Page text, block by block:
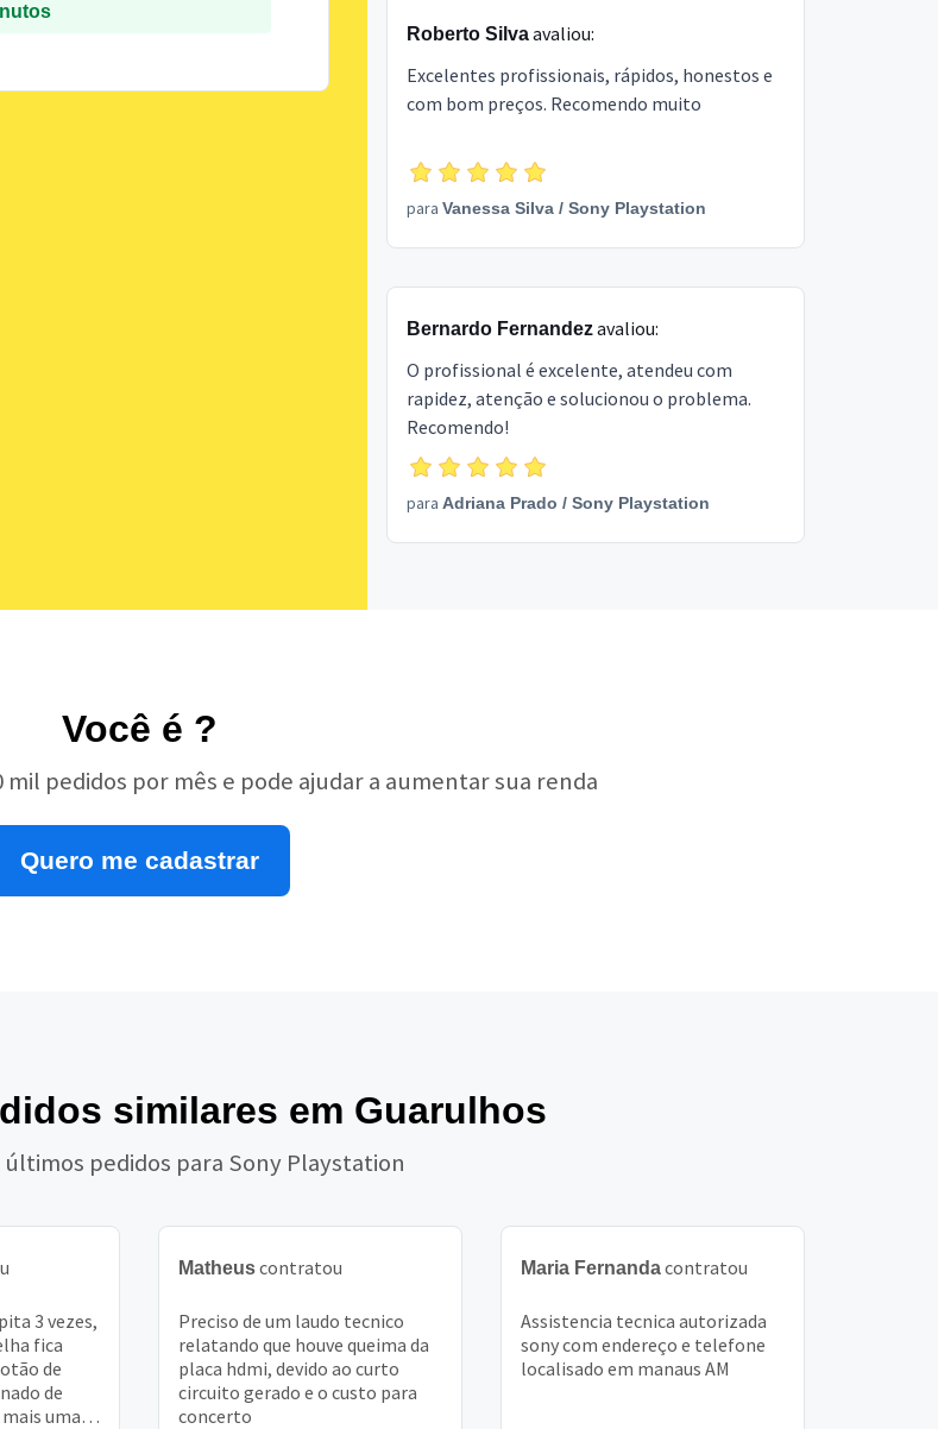
Roberto Silvaavaliou:
Excelentes profissionais, rápidos, honestos e
com bom preços. Recomendo muito
para Vanessa Silva / Sony Playstation
Bernardo Fernandezavaliou:
O profissional é excelente, atendeu com
rapidez, atenção e solucionou o problema.
Recomendo!
para Adriana Prado / Sony Playstation
Você é ?
mil pedidos por mês e pode ajudar a aumentar sua renda
Quero me cadastrar
similares em Guarulhos
últimos pedidos para Sony Playstation
3 vezes,
fica
de
de
uma
Matheuscontratou
Preciso de um laudo tecnico
relatando que houve queima da
placa hdmi, devido ao curto
circuito gerado e o custo para
concerto
Maria Fernandacontratou
Assistencia tecnica autorizada
sony com endereço e telefone
localisado em manaus AM